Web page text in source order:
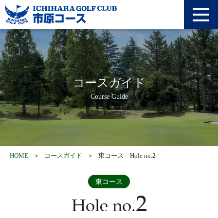
アクセス
採用情報
利用約款
オンライン予約
WEB登録
コースガイド
Course Guide
HOME コースガイド 東コース Hole no.2
東コース
Hole no.2